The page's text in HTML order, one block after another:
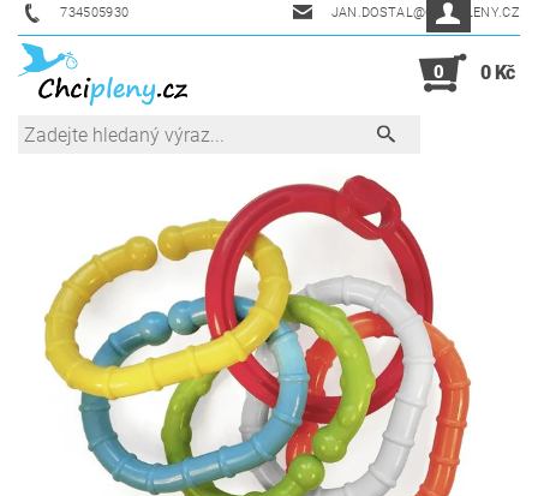
734505930 JAN.DOSTAL@CHCIPLENY.CZ
0 0 Kč